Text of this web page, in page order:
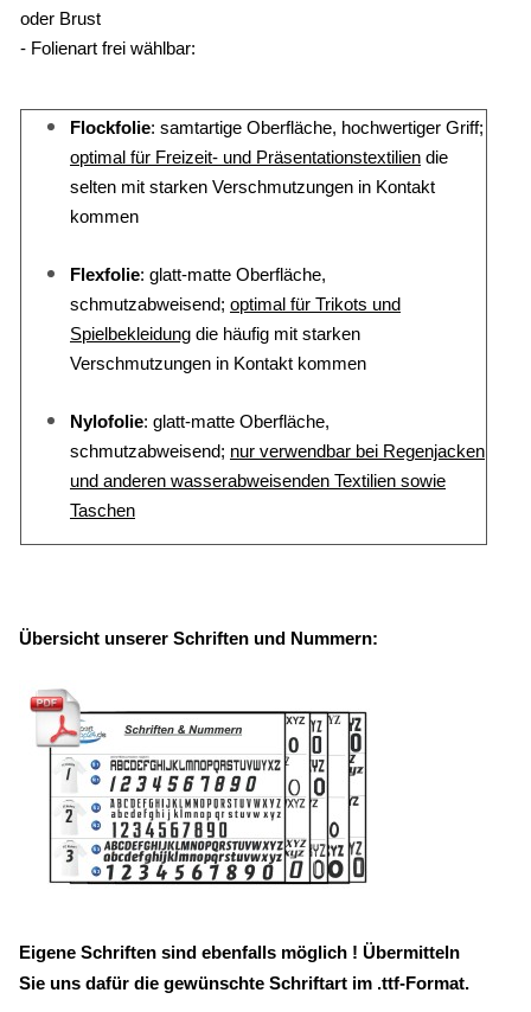
oder Brust
- Folienart frei wählbar:
Flockfolie: samtartige Oberfläche, hochwertiger Griff;
optimal für Freizeit- und Präsentationstextilien die
selten mit starken Verschmutzungen in Kontakt
kommen
Flexfolie: glatt-matte Oberfläche,
schmutzabweisend; optimal für Trikots und
Spielbekleidung die häufig mit starken
Verschmutzungen in Kontakt kommen
Nylofolie: glatt-matte Oberfläche,
schmutzabweisend; nur verwendbar bei Regenjacken
und anderen wasserabweisenden Textilien sowie
Taschen
Übersicht unserer Schriften und Nummern:
Eigene Schriften sind ebenfalls möglich ! Übermitteln
Sie uns dafür die gewünschte Schriftart im .ttf-Format.